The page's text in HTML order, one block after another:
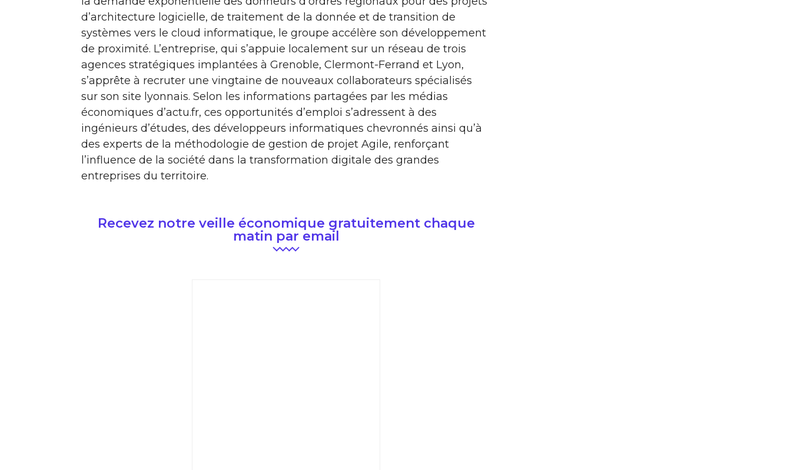
d’architecture logicielle, de traitement de la donnée et de transition de
systèmes vers le cloud informatique, le groupe accélère son développement
de proximité. L’entreprise, qui s’appuie localement sur un réseau de trois
agences stratégiques implantées à Grenoble, Clermont-Ferrand et Lyon,
s’apprête à recruter une vingtaine de nouveaux collaborateurs spécialisés
sur son site lyonnais. Selon les informations partagées par les médias
économiques d’actu.fr, ces opportunités d’emploi s’adressent à des
ingénieurs d’études, des développeurs informatiques chevronnés ainsi qu’à
des experts de la méthodologie de gestion de projet Agile, renforçant
l’influence de la société dans la transformation digitale des grandes
entreprises du territoire.
Recevez notre veille économique gratuitement chaque
matin par email